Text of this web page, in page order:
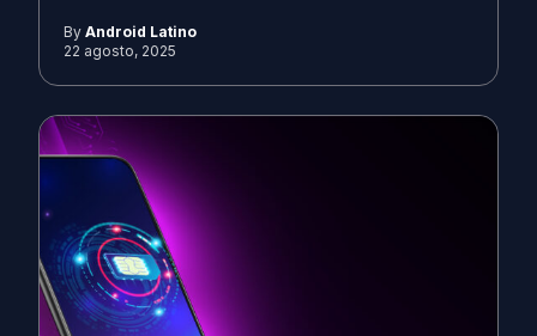
By Android Latino
22 agosto, 2025